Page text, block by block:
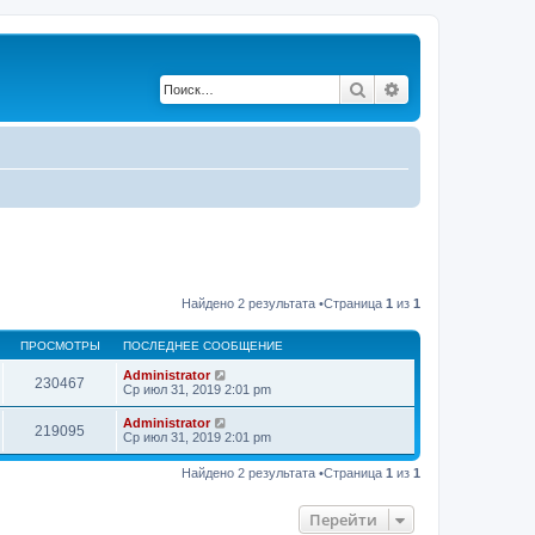
Поиск
Найдено 2 результата •Страница 1 из 1
ПРОСМОТРЫ ПОСЛЕДНЕЕ СООБЩЕНИЕ
230467
Administrator
Ср июл 31, 2019 2:01 pm
219095
Administrator
Ср июл 31, 2019 2:01 pm
Найдено 2 результата •Страница 1 из 1
Перейти